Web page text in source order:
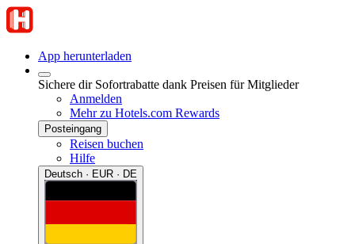
App herunterladen
Sichere dir Sofortrabatte dank Preisen für Mitglieder
Anmelden
Mehr zu Hotels.com Rewards
Posteingang
Reisen buchen
Hilfe
Deutsch · EUR · DE